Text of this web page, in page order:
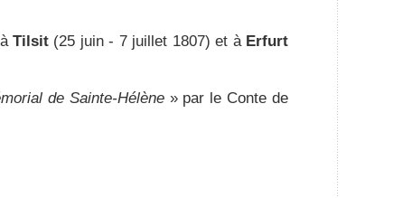
à Tilsit(25 juin - 7 juillet 1807) et à Erfurt
de Sainte-Hélène» par le Conte de